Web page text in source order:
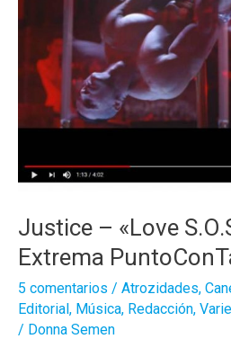
Justice – «Love
Extrema
5 comentarios / Atrozidades,
Editorial, Música, Redacción,
/ Donna Semen